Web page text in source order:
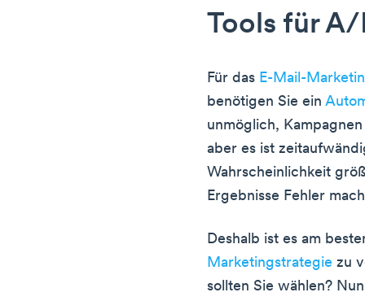
Tools für
Für das E-Mail-
benötigen Sie ein
unmöglich,
aber es ist
Wahrscheinlichkeit
Ergebnisse Fehler
Deshalb ist es am
Marketingstrategie zu
sollten Sie wählen?